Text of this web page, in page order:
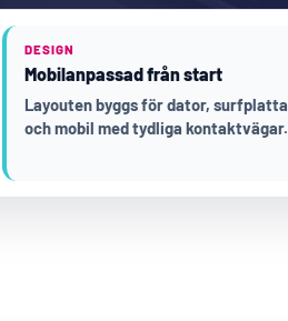
DESIGN
Mobilanpassad från start
Layouten byggs för dator, surfplatta
och mobil med tydliga kontaktvägar.